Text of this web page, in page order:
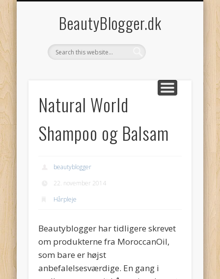
BeautyBlogger.dk
Natural World
Shampoo og Balsam
beautyblogger
22. november 2014
Hårpleje
Beautyblogger har tidligere skrevet
om produkterne fra MoroccanOil,
som bare er højst
anbefalelsesværdige. En gang i